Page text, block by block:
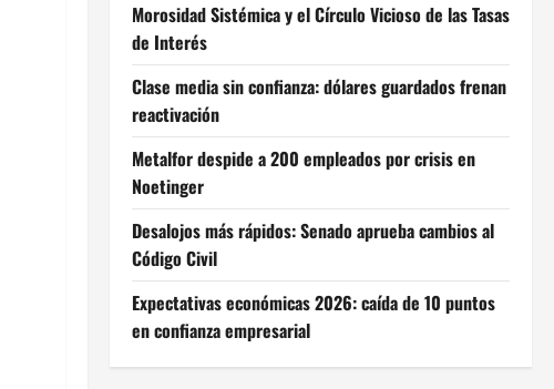
Morosidad Sistémica y el Círculo Vicioso de las Tasas
de Interés
Clase media sin confianza: dólares guardados frenan
reactivación
Metalfor despide a 200 empleados por crisis en
Noetinger
Desalojos más rápidos: Senado aprueba cambios al
Código Civil
Expectativas económicas 2026: caída de 10 puntos
en confianza empresarial